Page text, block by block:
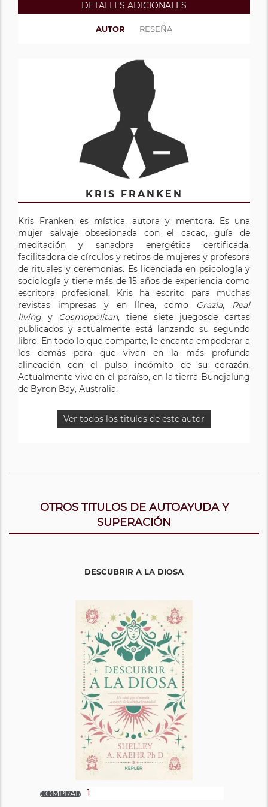
DETALLES ADICIONALES
AUTOR RESEÑA
KRIS FRANKEN
Kris Franken es mística, autora y mentora. Es una
mujer salvaje obsesionada con el cacao, guía de
meditación y sanadora energética certificada,
facilitadora de círculos y retiros de mujeres y profesora
de rituales y ceremonias. Es licenciada en psicología y
sociología y tiene más de 15 años de experiencia como
escritora profesional. Kris ha escrito para muchas
revistas impresas y en línea, como Grazia, Real
living y Cosmopolitan, tiene siete juegosde cartas
publicados y actualmente está lanzando su segundo
libro. En todo lo que comparte, le encanta empoderar a
los demás para que vivan en la más profunda
alineación con el pulso indómito de su corazón.
Actualmente vive en el paraíso, en la tierra Bundjalung
de Byron Bay, Australia.
Ver todos los titulos de este autor
OTROS TITULOS DE AUTOAYUDA Y
SUPERACIÓN
DESCUBRIR A LA DIOSA